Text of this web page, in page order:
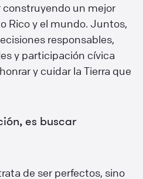
construyendo un mejor
Rico y el mundo. Juntos,
responsables,
y participación cívica
y cuidar la Tierra que
es buscar
de ser perfectos, sino